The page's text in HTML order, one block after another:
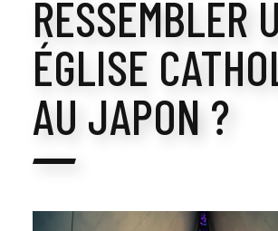
RESSEMBLER
ÉGLISE
AU JAPON ?